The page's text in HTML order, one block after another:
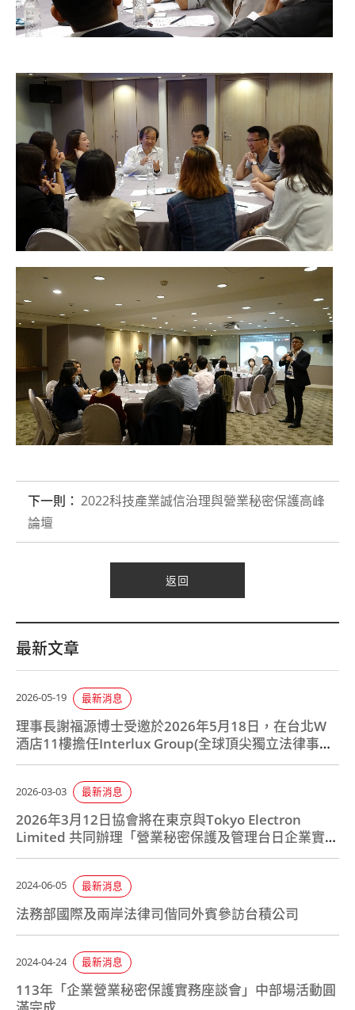
下一則： 2022科技產業誠信治理與營業秘密保護高峰
論壇
返回
最新文章
2026-05-19 最新消息
理事長謝福源博士受邀於2026年5月18日，在台北W
酒店11樓擔任Interlux Group(全球頂尖獨立法律事務
所聯盟)亞洲地區會議
2026-03-03 最新消息
2026年3月12日協會將在東京與Tokyo Electron
Limited 共同辦理「營業秘密保護及管理台日企業實務
座談會」
2024-06-05 最新消息
法務部國際及兩岸法律司偕同外賓參訪台積公司
2024-04-24 最新消息
113年「企業營業秘密保護實務座談會」中部場活動圓